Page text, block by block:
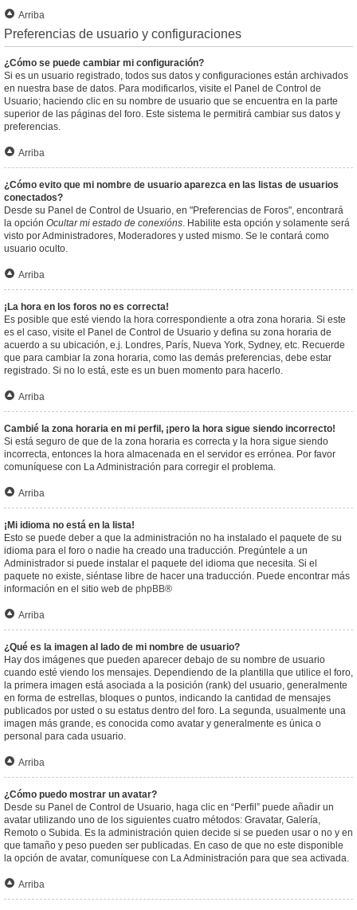
Arriba
Preferencias de usuario y configuraciones
¿Cómo se puede cambiar mi configuración?
Si es un usuario registrado, todos sus datos y configuraciones están archivados
en nuestra base de datos. Para modificarlos, visite el Panel de Control de
Usuario; haciendo clic en su nombre de usuario que se encuentra en la parte
superior de las páginas del foro. Este sistema le permitirá cambiar sus datos y
preferencias.
Arriba
¿Cómo evito que mi nombre de usuario aparezca en las listas de usuarios
conectados?
Desde su Panel de Control de Usuario, en "Preferencias de Foros", encontrará
la opción Ocultar mi estado de conexións. Habilite esta opción y solamente será
visto por Administradores, Moderadores y usted mismo. Se le contará como
usuario oculto.
Arriba
¡La hora en los foros no es correcta!
Es posible que esté viendo la hora correspondiente a otra zona horaria. Si este
es el caso, visite el Panel de Control de Usuario y defina su zona horaria de
acuerdo a su ubicación, e.j. Londres, París, Nueva York, Sydney, etc. Recuerde
que para cambiar la zona horaria, como las demás preferencias, debe estar
registrado. Si no lo está, este es un buen momento para hacerlo.
Arriba
Cambié la zona horaria en mi perfil, ¡pero la hora sigue siendo incorrecto!
Si está seguro de que de la zona horaria es correcta y la hora sigue siendo
incorrecta, entonces la hora almacenada en el servidor es errónea. Por favor
comuníquese con La Administración para corregir el problema.
Arriba
¡Mi idioma no está en la lista!
Esto se puede deber a que la administración no ha instalado el paquete de su
idioma para el foro o nadie ha creado una traducción. Pregúntele a un
Administrador si puede instalar el paquete del idioma que necesita. Si el
paquete no existe, siéntase libre de hacer una traducción. Puede encontrar más
información en el sitio web de phpBB®
Arriba
¿Qué es la imagen al lado de mi nombre de usuario?
Hay dos imágenes que pueden aparecer debajo de su nombre de usuario
cuando esté viendo los mensajes. Dependiendo de la plantilla que utilice el foro,
la primera imagen está asociada a la posición (rank) del usuario, generalmente
en forma de estrellas, bloques o puntos, indicando la cantidad de mensajes
publicados por usted o su estatus dentro del foro. La segunda, usualmente una
imagen más grande, es conocida como avatar y generalmente es única o
personal para cada usuario.
Arriba
¿Cómo puedo mostrar un avatar?
Desde su Panel de Control de Usuario, haga clic en “Perfil” puede añadir un
avatar utilizando uno de los siguientes cuatro métodos: Gravatar, Galería,
Remoto o Subida. Es la administración quien decide si se pueden usar o no y en
que tamaño y peso pueden ser publicadas. En caso de que no este disponible
la opción de avatar, comuníquese con La Administración para que sea activada.
Arriba